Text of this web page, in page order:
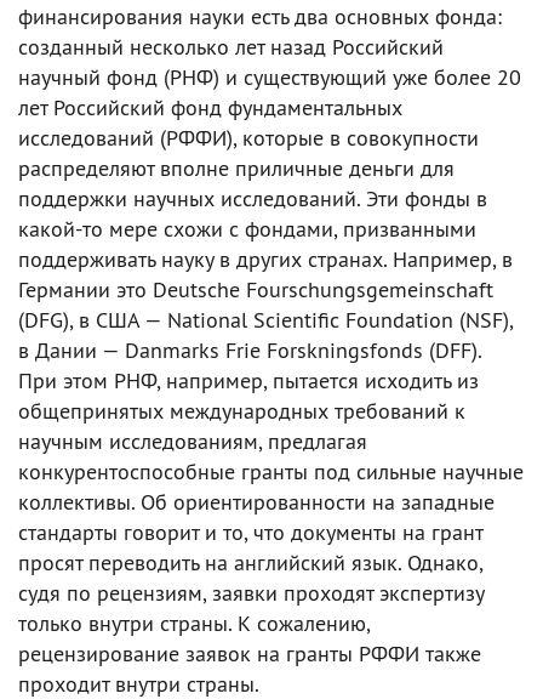
финансирования науки есть два основных фонда:
созданный несколько лет назад Российский
научный фонд (РНФ) и существующий уже более 20
лет Российский фонд фундаментальных
исследований (РФФИ), которые в совокупности
распределяют вполне приличные деньги для
поддержки научных исследований. Эти фонды в
какой-то мере схожи c фондами, призванными
поддерживать науку в других странах. Например, в
Германии это Deutsche Fourschungsgemeinschaft
(DFG), в США — National Scientific Foundation (NSF),
в Дании — Danmarks Frie Forskningsfonds (DFF).
При этом РНФ, например, пытается исходить из
общепринятых международных требований к
научным исследованиям, предлагая
конкурентоспособные гранты под сильные научные
коллективы. Об ориентированности на западные
стандарты говорит и то, что документы на грант
просят переводить на английский язык. Однако,
судя по рецензиям, заявки проходят экспертизу
только внутри страны. К сожалению,
рецензирование заявок на гранты РФФИ также
проходит внутри страны.